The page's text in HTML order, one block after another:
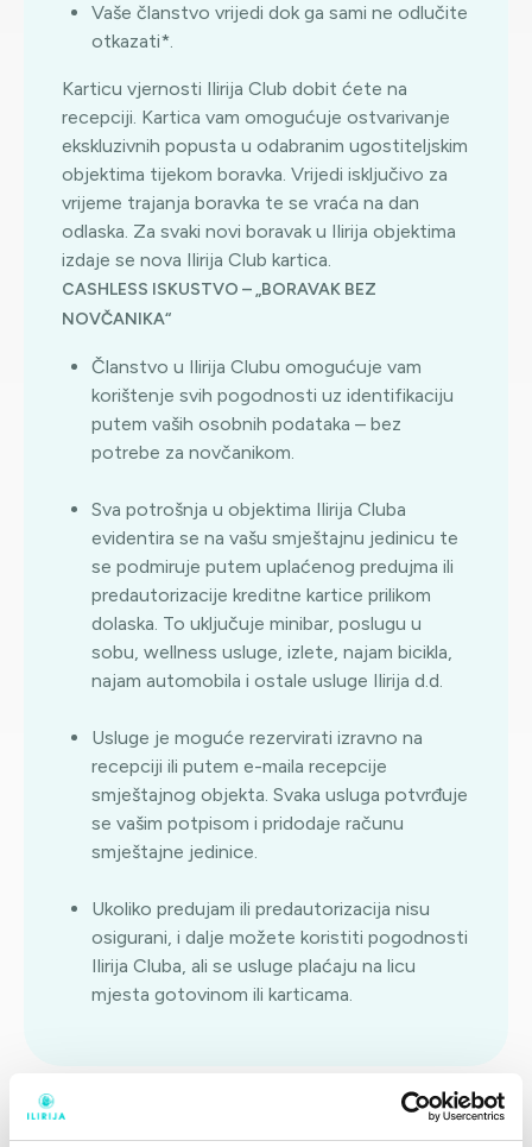
Vaše članstvo vrijedi dok ga sami ne odlučite
otkazati*.
Karticu vjernosti Ilirija Club dobit ćete na
recepciji. Kartica vam omogućuje ostvarivanje
ekskluzivnih popusta u odabranim ugostiteljskim
objektima tijekom boravka. Vrijedi isključivo za
vrijeme trajanja boravka te se vraća na dan
odlaska. Za svaki novi boravak u Ilirija objektima
izdaje se nova Ilirija Club kartica.
CASHLESS ISKUSTVO – „BORAVAK BEZ
NOVČANIKA“
Članstvo u Ilirija Clubu omogućuje vam
korištenje svih pogodnosti uz identifikaciju
putem vaših osobnih podataka – bez
potrebe za novčanikom.
Sva potrošnja u objektima Ilirija Cluba
evidentira se na vašu smještajnu jedinicu te
se podmiruje putem uplaćenog predujma ili
predautorizacije kreditne kartice prilikom
dolaska. To uključuje minibar, poslugu u
sobu, wellness usluge, izlete, najam bicikla,
najam automobila i ostale usluge Ilirija d.d.
Usluge je moguće rezervirati izravno na
recepciji ili putem e-maila recepcije
smještajnog objekta. Svaka usluga potvrđuje
se vašim potpisom i pridodaje računu
smještajne jedinice.
Ukoliko predujam ili predautorizacija nisu
osigurani, i dalje možete koristiti pogodnosti
Ilirija Cluba, ali se usluge plaćaju na licu
mjesta gotovinom ili karticama.